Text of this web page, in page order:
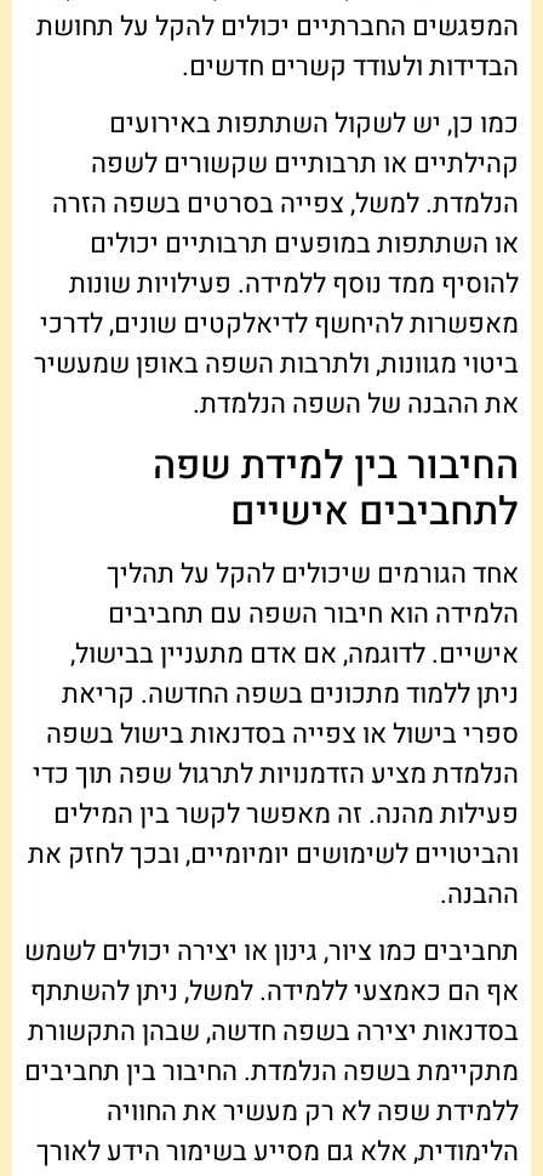
המפגשים החברתיים יכולים להקל על תחושת
הבדידות ולעודד קשרים חדשים.
כמו כן, יש לשקול השתתפות באירועים
קהילתיים או תרבותיים שקשורים לשפה
הנלמדת. למשל, צפייה בסרטים בשפה הזרה
או השתתפות במופעים תרבותיים יכולים
להוסיף ממד נוסף ללמידה. פעילויות שונות
מאפשרות להיחשף לדיאלקטים שונים, לדרכי
ביטוי מגוונות, ולתרבות השפה באופן שמעשיר
את ההבנה של השפה הנלמדת.
החיבור בין למידת שפה
לתחביבים אישיים
אחד הגורמים שיכולים להקל על תהליך
הלמידה הוא חיבור השפה עם תחביבים
אישיים. לדוגמה, אם אדם מתעניין בבישול,
ניתן ללמוד מתכונים בשפה החדשה. קריאת
ספרי בישול או צפייה בסדנאות בישול בשפה
הנלמדת מציע הזדמנויות לתרגול שפה תוך כדי
פעילות מהנה. זה מאפשר לקשר בין המילים
והביטויים לשימושים יומיומיים, ובכך לחזק את
ההבנה.
תחביבים כמו ציור, גינון או יצירה יכולים לשמש
אף הם כאמצעי ללמידה. למשל, ניתן להשתתף
בסדנאות יצירה בשפה חדשה, שבהן התקשורת
מתקיימת בשפה הנלמדת. החיבור בין תחביבים
ללמידת שפה לא רק מעשיר את החוויה
הלימודית, אלא גם מסייע בשימור הידע לאורך